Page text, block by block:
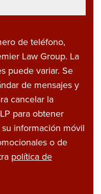
de teléfono,
Law Group. La
puede variar. Se
de mensajes y
cancelar la
para obtener
información móvil
o de
política de